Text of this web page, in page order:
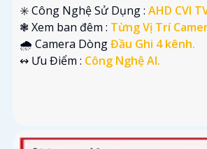
✳️ Công Nghệ Sử Dụng : AHD CVI
❃ Xem ban đêm : Từng Vị Trí
🌧️ Camera DòngĐầu Ghi 4 kênh.
️↭ Ưu Điểm : Công Nghệ AI.